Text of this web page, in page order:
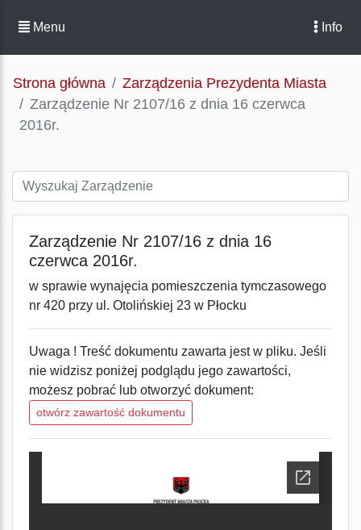
Menu Info
Strona główna
Zarządzenia Prezydenta Miasta
Zarządzenie Nr 2107/16 z dnia 16 czerwca
2016r.
Zarządzenie Nr 2107/16 z dnia 16
czerwca 2016r.
w sprawie wynajęcia pomieszczenia tymczasowego
nr 420 przy ul. Otolińskiej 23 w Płocku
Uwaga ! Treść dokumentu zawarta jest w pliku. Jeśli
nie widzisz poniżej podglądu jego zawartości,
możesz pobrać lub otworzyć dokument:
otwórz zawartość dokumentu